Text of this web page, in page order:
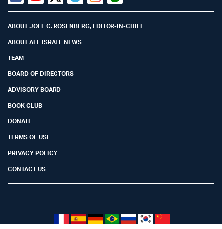
Facebook
YoutubeTwitter (X)
TelegramInstagramWhatsapp
ABOUT JOEL C. ROSENBERG, EDITOR-IN-CHIEF
ABOUT ALL ISRAEL NEWS
TEAM
BOARD OF DIRECTORS
ADVISORY BOARD
BOOK CLUB
DONATE
TERMS OF USE
PRIVACY POLICY
CONTACT US